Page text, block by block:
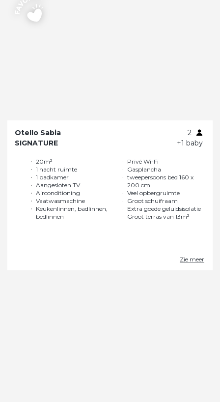
Otello Sabia
2
+1 baby
SIGNATURE
20m²
1 nacht ruimte
1 badkamer
Aangesloten TV
Airconditioning
Vaatwasmachine
Keukenlinnen, badlinnen,
bedlinnen
Privé Wi-Fi
Gasplancha
tweepersoons bed 160 x
200 cm
Veel opbergruimte
Groot schuifraam
Extra goede geluidsisolatie
Groot terras van 13m²
Zie meer